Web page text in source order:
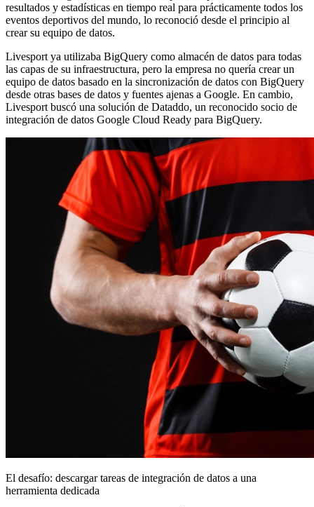
resultados y estadísticas en tiempo real para prácticamente todos los
eventos deportivos del mundo, lo reconoció desde el principio al
crear su equipo de datos.
Livesport ya utilizaba BigQuery como almacén de datos para todas
las capas de su infraestructura, pero la empresa no quería crear un
equipo de datos basado en la sincronización de datos con BigQuery
desde otras bases de datos y fuentes ajenas a Google. En cambio,
Livesport buscó una solución de Dataddo, un reconocido socio de
integración de datos Google Cloud Ready para BigQuery.
El desafío: descargar tareas de integración de datos a una
herramienta dedicada